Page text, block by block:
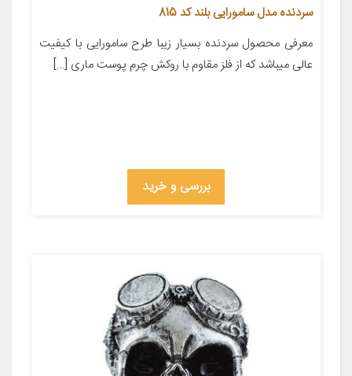
سردنده مدل سامورایی بلند کد 815
معرفی محصول سردنده بسیار زیبا طرح سامورایی با کیفیت
عالی میباشد که از فلز مقاوم با روکش چرم پوست ماری […]
بررسی و خرید